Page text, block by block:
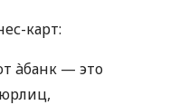
карт:
àбанк — это